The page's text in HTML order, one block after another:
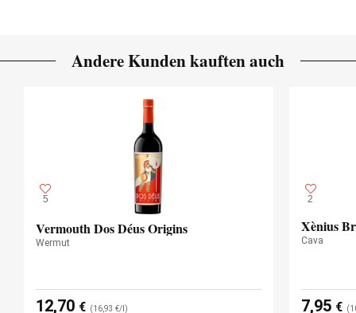
Andere Kunden kauften auch
5
Vermouth Dos Déus Origins
Wermut
12,70 € (16,93 €/l)
2
Xènius
Cava
7,95 €